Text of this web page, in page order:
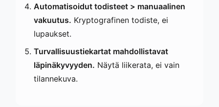
Automatisoidut todisteet > manuaalinen
vakuutus. Kryptografinen todiste, ei
lupaukset.
Turvallisuustiekartat mahdollistavat
läpinäkyvyyden. Näytä liikerata, ei vain
tilannekuva.